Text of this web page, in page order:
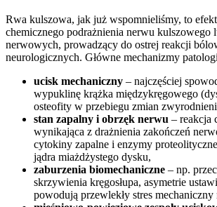
Rwa kulszowa, jak już wspomnieliśmy, to
chemicznego podrażnienia nerwu kulszowego
nerwowych, prowadzący do ostrej reakcji
neurologicznych. Główne mechanizmy
ucisk mechaniczny – najczęściej
wypuklinę krążka międzykręgowego
osteofity w przebiegu zmian
stan zapalny i obrzęk nerwu – reakcja
wynikająca z drażnienia zakończeń
cytokiny zapalne i enzymy
jądra miażdżystego dysku,
zaburzenia biomechaniczne – np.
skrzywienia kręgosłupa, asymetrie
powodują przewlekły stres mechaniczny